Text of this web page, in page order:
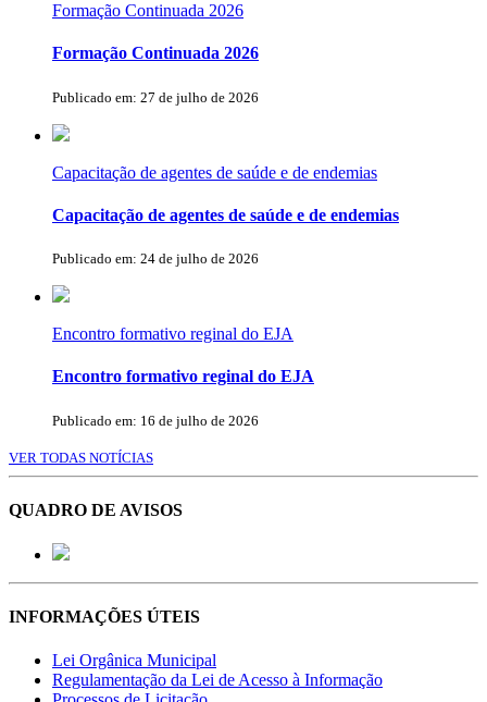
Formação Continuada 2026
Formação Continuada 2026
Publicado em: 27 de julho de 2026
Capacitação de agentes de saúde e de endemias
Capacitação de agentes de saúde e de endemias
Publicado em: 24 de julho de 2026
Encontro formativo reginal do EJA
Encontro formativo reginal do EJA
Publicado em: 16 de julho de 2026
VER TODAS NOTÍCIAS
QUADRO DE AVISOS
INFORMAÇÕES ÚTEIS
Lei Orgânica Municipal
Regulamentação da Lei de Acesso à Informação